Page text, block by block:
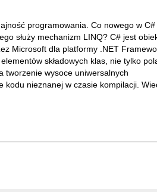
programowania. Co nowego w
służy mechanizm LINQ? C# jest
Microsoft dla platformy .NET
składowych klas, nie tylko
tworzenie wysoce uniwersalnych
kodu nieznanej w czasie kompilacji.